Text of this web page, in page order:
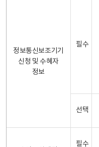
정보통신보조기기
신청 및 수혜자
정보
필수
선택
필수